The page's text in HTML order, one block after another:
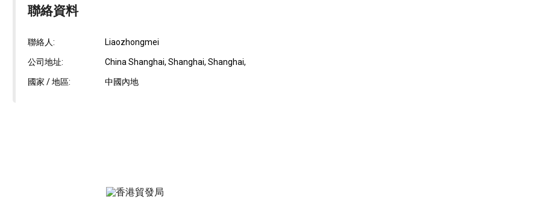
聯絡資料
聯絡人: Liaozhongmei
公司地址: China Shanghai, Shanghai, Shanghai,
國家 / 地區: 中國內地